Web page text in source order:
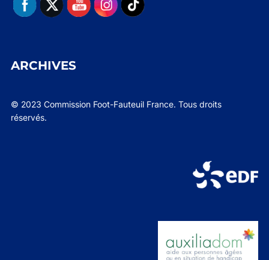
ARCHIVES
© 2023 Commission Foot-Fauteuil France. Tous droits
réservés.